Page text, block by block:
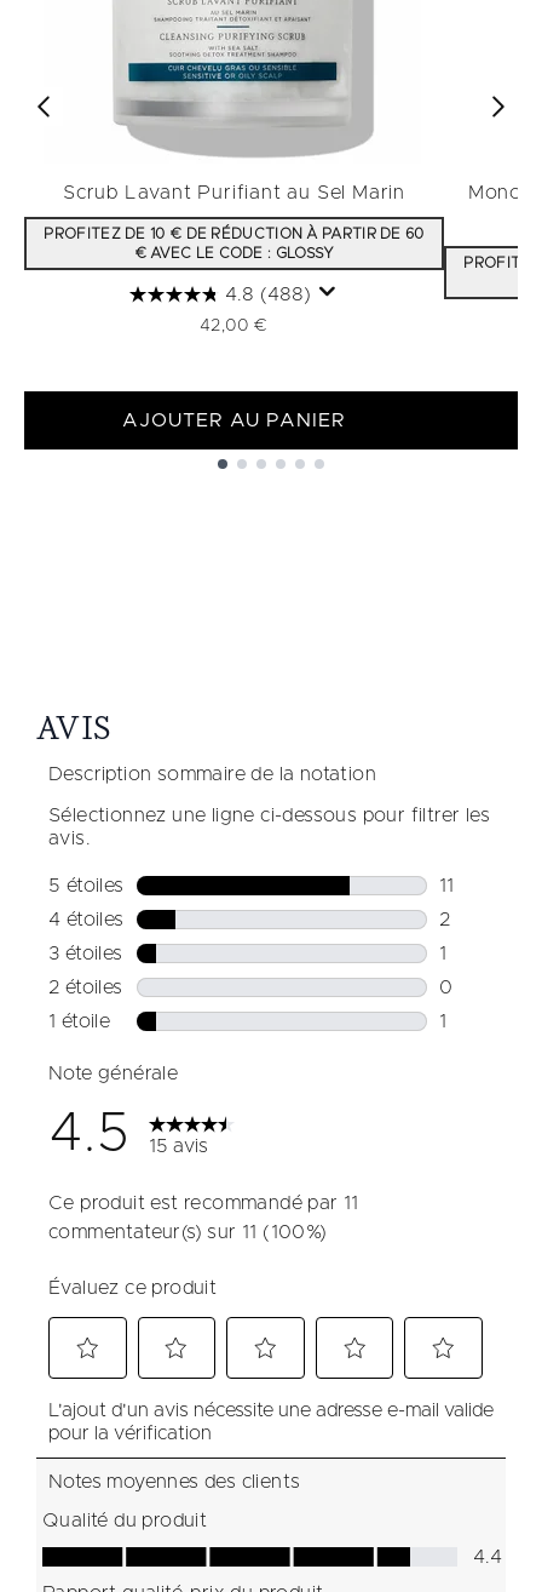
Scrub Lavant Purifiant au Sel Marin
PROFITEZ DE 10 € DE RÉDUCTION À PARTIR DE 60
€ AVEC LE CODE : GLOSSY
4.8 (488)
42,00 €
AJOUTER AU PANIER
Monoï